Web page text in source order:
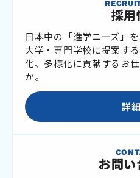
採用
日本中の「進学ニーズ」
大学・専門学校に提案す
化、多様化に貢献するお
か。
詳
お問